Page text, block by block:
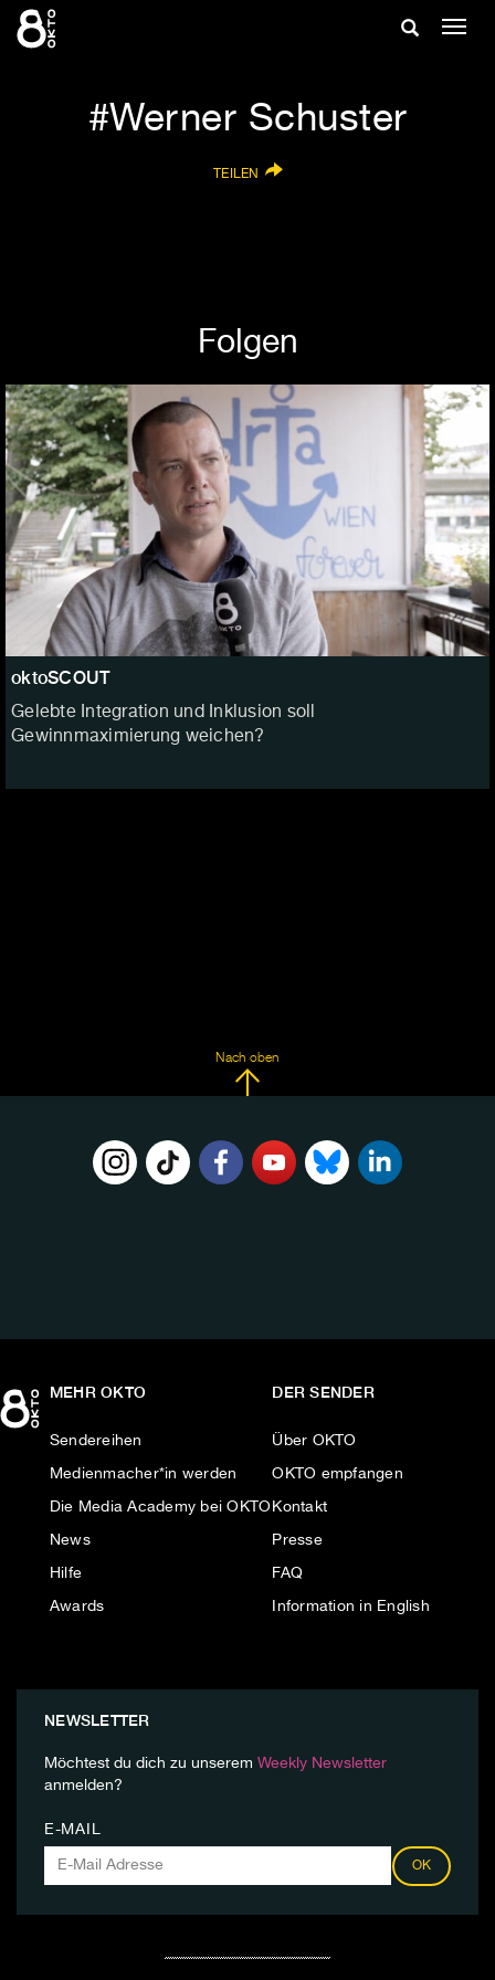
Zum
Inhalt
Suche
Werner Schuster
TEILEN
Folgen
oktoSCOUT
Gelebte Integration und Inklusion soll
Gewinnmaximierung weichen?
Nach oben
MEHR OKTO
Sendereihen
Medienmacher*in werden
Die Media Academy bei OKTO
News
Hilfe
Awards
DER SENDER
Über OKTO
OKTO empfangen
Kontakt
Presse
FAQ
Information in English
NEWSLETTER
Möchtest du dich zu unserem Weekly Newsletter
anmelden?
E-MAIL
OK